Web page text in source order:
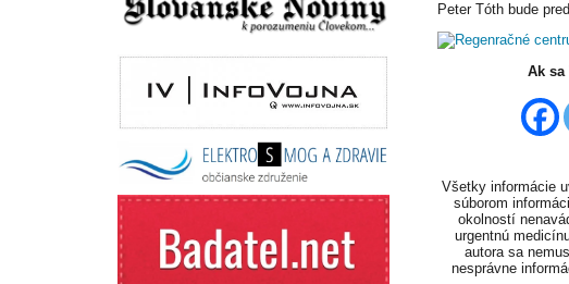
Peter Tóth bude
Ak
Všetky informácie
súborom
okolností
urgentnú
autora sa
nesprávne